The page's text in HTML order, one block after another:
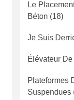
Le
Béton (18)
Je Suis
Élévateur
Plateformes
Suspendues